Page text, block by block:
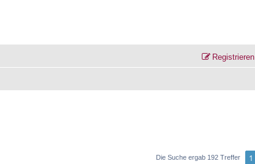
Registrieren
Die Suche ergab 192 Treffer 1